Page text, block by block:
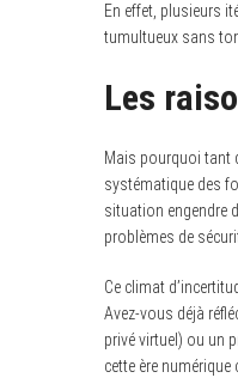
En effet, plusieurs
tumultueux sans
Les
Mais pourquoi tant
systématique des
situation engendre
problèmes de
Ce climat
Avez-vous déjà
privé virtuel) ou un
cette ère numérique